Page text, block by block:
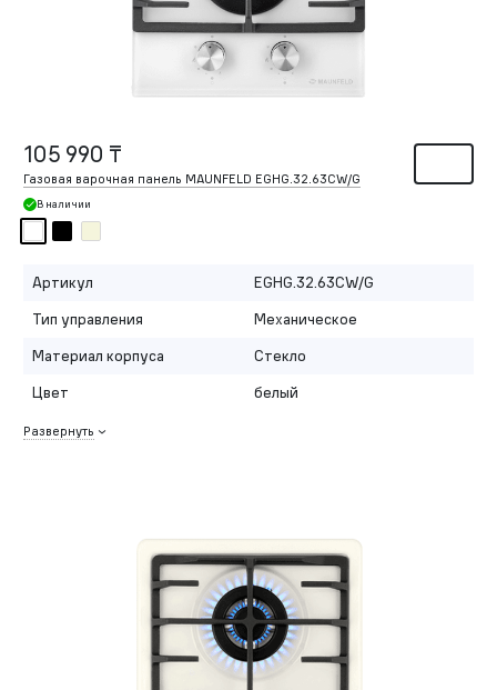
105 990 ₸
Газовая варочная панель MAUNFELD EGHG.32.63CW/G
В наличии
Артикул
EGHG.32.63CW/G
Тип управления
Механическое
Материал корпуса
Стекло
Цвет
белый
Развернуть